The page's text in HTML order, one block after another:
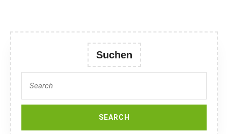
Suchen
for: